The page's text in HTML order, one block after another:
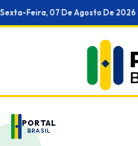
Ir
para
Sexta-Feira, 07 De Agosto De 2026
PORTAL
BRASIL